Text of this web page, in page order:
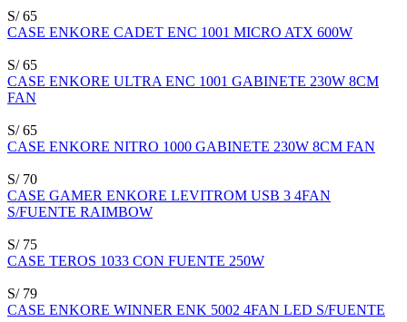
S/ 65
CASE ENKORE CADET ENC 1001 MICRO ATX 600W
S/ 65
CASE ENKORE ULTRA ENC 1001 GABINETE 230W 8CM
FAN
S/ 65
CASE ENKORE NITRO 1000 GABINETE 230W 8CM FAN
S/ 70
CASE GAMER ENKORE LEVITROM USB 3 4FAN
S/FUENTE RAIMBOW
S/ 75
CASE TEROS 1033 CON FUENTE 250W
S/ 79
CASE ENKORE WINNER ENK 5002 4FAN LED S/FUENTE